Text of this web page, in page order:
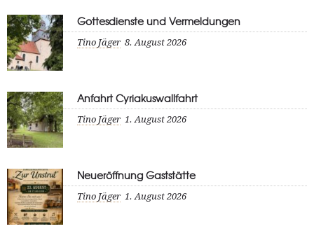
Gottesdienste und Vermeldungen
Tino Jäger 8. August 2026
Anfahrt Cyriakuswallfahrt
Tino Jäger 1. August 2026
Neueröffnung Gaststätte
Tino Jäger 1. August 2026